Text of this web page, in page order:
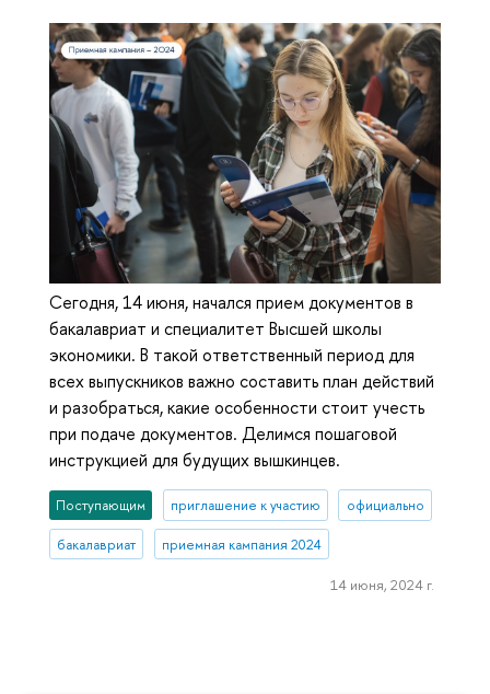
Сегодня, 14 июня, начался прием документов в
бакалавриат и специалитет Высшей школы
экономики. В такой ответственный период для
всех выпускников важно составить план действий
и разобраться, какие особенности стоит учесть
при подаче документов. Делимся пошаговой
инструкцией для будущих вышкинцев.
Поступающим приглашение к участию официально
бакалавриат приемная кампания 2024
14 июня, 2024 г.